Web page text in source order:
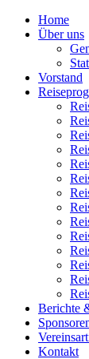
Home
Über uns
Vorstand
Berichte
Kontakt